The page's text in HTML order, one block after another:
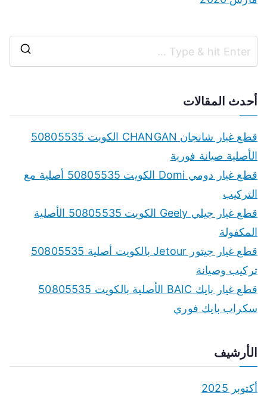
r
أحدث المقالات
قطع غيار شانجان CHANGAN الكويت 50805535
الأصلية صيانة فورية
قطع غيار دومي Domi الكويت 50805535 أصلية مع
التركيب
قطع غيار جيلي Geely الكويت 50805535 الأصلية
المكفولة
قطع غيار جيتور Jetour بالكويت أصلية 50805535
تركيب وصيانة
قطع غيار بايك BAIC الأصلية بالكويت 50805535
سكراب بايك فوري
الأرشيف
أكتوبر 2025